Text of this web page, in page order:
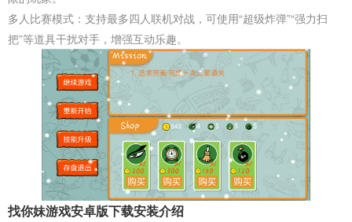
多人比赛模式‌：支持最多四人联机对战，可使用“超级炸弹”“强力扫
把”等道具干扰对手，增强互动乐趣。
找你妹游戏安卓版下载安装介绍